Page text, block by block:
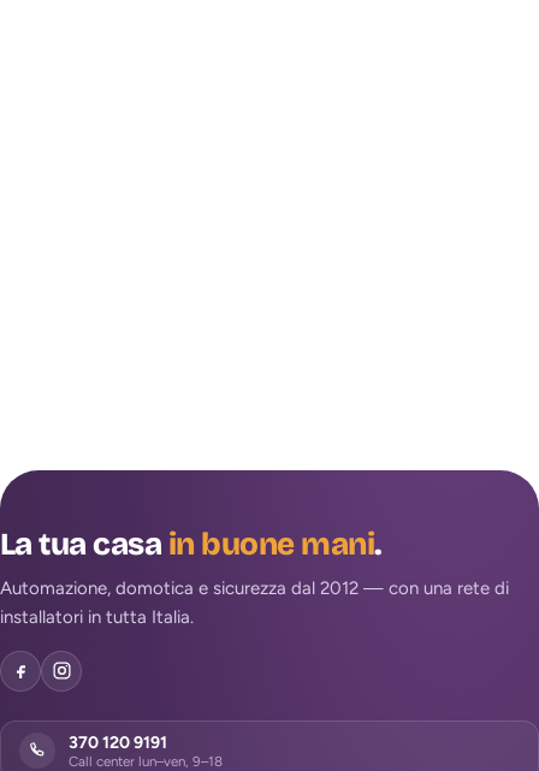
La tua casain buone mani.
Automazione, domotica e sicurezza dal 2012 — con una rete di
installatori in tutta Italia.
370 120 9191
Call center lun–ven, 9–18